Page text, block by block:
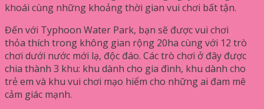
khoái cùng những khoảng thời gian vui chơi bất tận.
Đến với Typhoon Water Park, bạn sẽ được vui chơi
thỏa thích trong không gian rộng 20ha cùng với 12 trò
chơi dưới nước mới lạ, độc đáo. Các trò chơi ở đây được
chia thành 3 khu: khu dành cho gia đình, khu dành cho
trẻ em và khu vui chơi mạo hiểm cho những ai đam mê
cảm giác mạnh.